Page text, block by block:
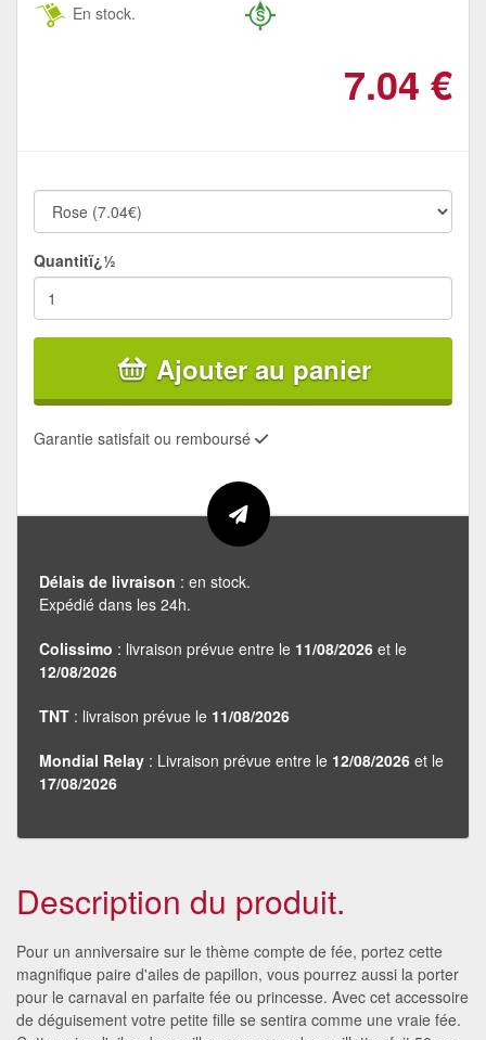
En stock.
7.04 €
Quantitï¿½
Ajouter au panier
Garantie satisfait ou remboursé
Délais de livraison : en stock.
Expédié dans les 24h.
Colissimo : livraison prévue entre le 11/08/2026 et le
12/08/2026
TNT : livraison prévue le 11/08/2026
Mondial Relay : Livraison prévue entre le 12/08/2026 et le
17/08/2026
Description du produit.
Pour un anniversaire sur le thème compte de fée, portez cette
magnifique paire d'ailes de papillon, vous pourrez aussi la porter
pour le carnaval en parfaite fée ou princesse. Avec cet accessoire
de déguisement votre petite fille se sentira comme une vraie fée.